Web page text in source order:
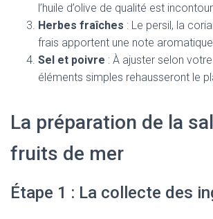
l’huile d’olive de qualité est
Herbes fraîches : Le persil, la
frais apportent une note
Sel et poivre : À ajuster selon
éléments simples rehausseront le
La préparation de la
fruits de mer
Étape 1 : La collecte des